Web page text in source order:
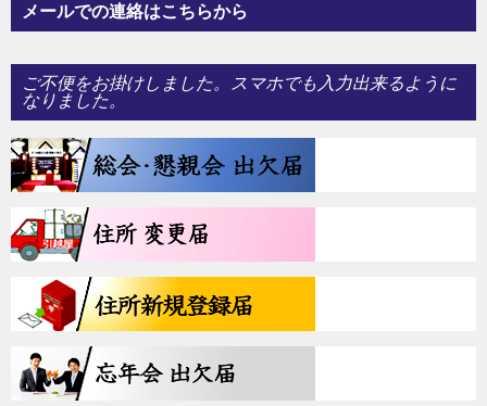
メールでの連絡はこちらから
ご不便をお掛けしました。スマホでも入力出来るように
なりました。